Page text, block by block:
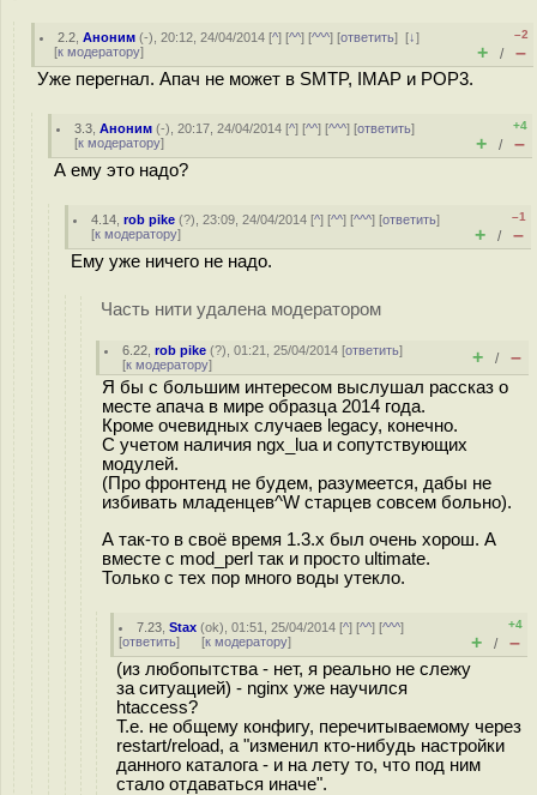
2.2 ,Аноним (-), 20:12, 24/04/2014 [^] [^^] [^^^] [ответить][↓]
[к модератору]
–2
+ / –
Уже перегнал. Апач не может в SMTP, IMAP и POP3.
3.3 ,Аноним (-), 20:17, 24/04/2014 [^] [^^] [^^^] [ответить]
[к модератору]
+4
+ / –
А ему это надо?
4.14 ,rob pike (?), 23:09, 24/04/2014 [^] [^^] [^^^] [ответить]
[к модератору]
–1
+ / –
Ему уже ничего не надо.
Часть нити удалена модератором
6.22 ,rob pike (?), 01:21, 25/04/2014 [ответить]
[к модератору] + / –
Я бы с большим интересом выслушал рассказ о
месте апача в мире образца 2014 года.
Кроме очевидных случаев legacy, конечно.
С учетом наличия ngx_lua и сопутствующих
модулей.
(Про фронтенд не будем, разумеется, дабы не
избивать младенцев^W старцев совсем больно).
А так-то в своё время 1.3.x был очень хорош. А
вместе с mod_perl так и просто ultimate.
Только с тех пор много воды утекло.
7.23 ,Stax (ok), 01:51, 25/04/2014 [^] [^^] [^^^]
[ответить] [к модератору]
+4
+ / –
(из любопытства - нет, я реально не слежу
за ситуацией) - nginx уже научился
htaccess?
Т.е. не общему конфигу, перечитываемому через
restart/reload, а "изменил кто-нибудь настройки
данного каталога - и на лету то, что под ним
стало отдаваться иначе".